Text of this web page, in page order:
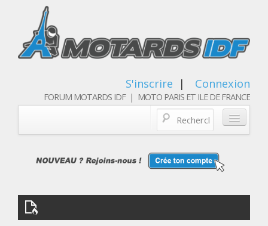
S'inscrire | Connexion
FORUM MOTARDS IDF | MOTO PARIS ET ILE DE FRANCE
Qui sommes nous